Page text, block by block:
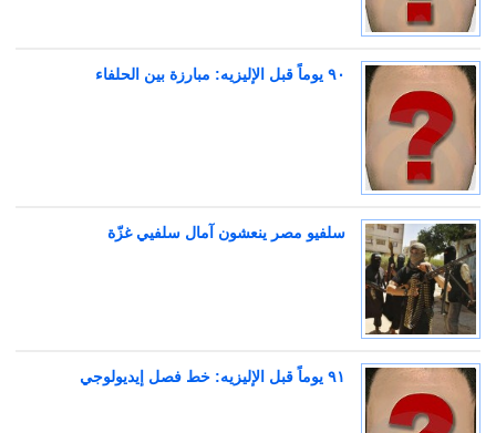
٩٠ يوماً قبل الإليزيه: مبارزة بين الحلفاء
سلفيو مصر ينعشون آمال سلفيي غزّة
٩١ يوماً قبل الإليزيه: خط فصل إيديولوجي ‬